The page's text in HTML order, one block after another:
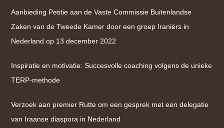
Aanbieding Petitie aan de Vaste Commissie Buitenlandse
Zaken van de Tweede Kamer door een groep Iraniërs in
Nederland op 13 december 2022
Inspiratie en motivatie: Succesvolle coaching volgens de unieke
TERP-methode
Verzoek aan premier Rutte om een gesprek met een delegatie
van Iraanse diaspora in Nederland